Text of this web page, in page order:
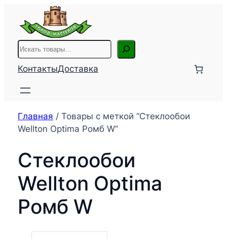
содержимому
Поиск
КонтактыДоставка
Главная / Товары с меткой “Стеклообои
Wellton Optima Ромб W”
Стеклообои
Wellton Optima
Ромб W